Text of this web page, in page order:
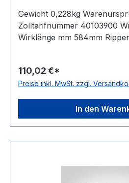
Gewicht 0,228kg
Zolltarifnummer 40103900
Wirklänge mm 584mm
Neoprene Zugstrang
2,34mm Höhe 3,3mm
110,02 €*
Preise inkl. MwSt. zzgl.
In den